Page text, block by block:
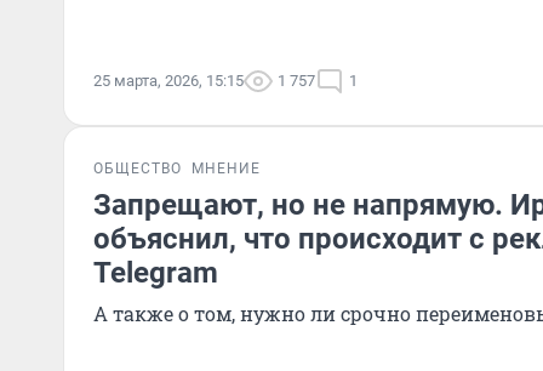
25 марта, 2026, 15:15 1 757 1
ОБЩЕСТВО МНЕНИЕ
Запрещают, но не напрямую.
объяснил, что происходит с
Telegram
А также о том, нужно ли срочно